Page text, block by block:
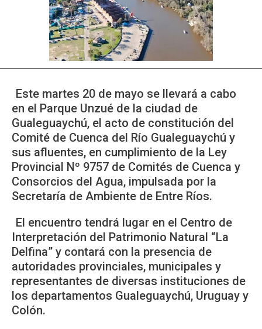
Este martes 20 de mayo se llevará a cabo
en el Parque Unzué de la ciudad de
Gualeguaychú, el acto de constitución del
Comité de Cuenca del Río Gualeguaychú y
sus afluentes, en cumplimiento de la Ley
Provincial Nº 9757 de Comités de Cuenca y
Consorcios del Agua, impulsada por la
Secretaría de Ambiente de Entre Ríos.
El encuentro tendrá lugar en el Centro de
Interpretación del Patrimonio Natural “La
Delfina” y contará con la presencia de
autoridades provinciales, municipales y
representantes de diversas instituciones de
los departamentos Gualeguaychú, Uruguay y
Colón.